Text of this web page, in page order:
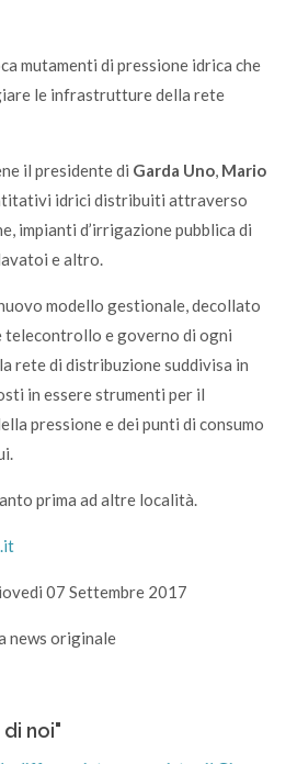
mutamenti di pressione idrica che
le infrastrutture della rete
il presidente di Garda Uno, Mario
idrici distribuiti attraverso
impianti d’irrigazione pubblica di
e altro.
modello gestionale, decollato
telecontrollo e governo di ogni
rete di distribuzione suddivisa in
in essere strumenti per il
pressione e dei punti di consumo
prima ad altre località.
07 Settembre 2017
news originale
noi"